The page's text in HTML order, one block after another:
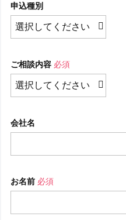
申込種別
ご相談内容 必須
会社名
お名前 必須